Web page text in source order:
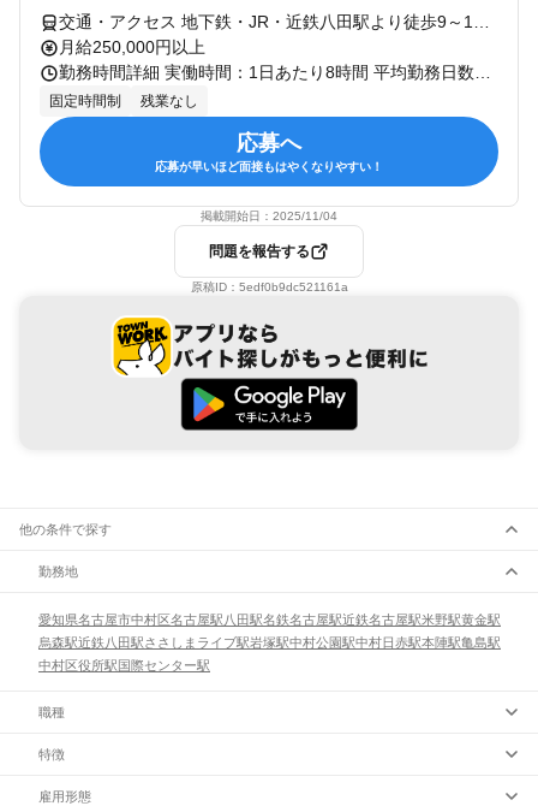
月給250,000円以上
固定時間制 残業なし
応募へ
応募が早いほど面接もはやくなりやすい！
掲載開始日： 2025/11/04
問題を報告する
原稿ID： 5edf0b9dc521161a
他の条件で探す
勤務地
愛知県名古屋市中村区名古屋駅 八田駅名鉄名古屋駅近鉄名古屋駅米野駅黄金駅
烏森駅近鉄八田駅ささしまライブ駅岩塚駅中村公園駅中村日赤駅本陣駅亀島駅
中村区役所駅 国際センター駅
職種
特徴
雇用形態